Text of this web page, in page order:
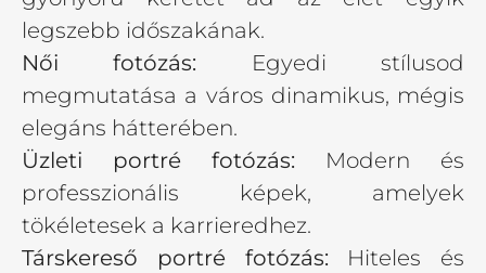
legszebb időszakának.
Női fotózás: Egyedi stílusod
megmutatása a város dinamikus, mégis
elegáns hátterében.
Üzleti portré fotózás: Modern és
professzionális képek, amelyek
tökéletesek a karrieredhez.
Társkereső portré fotózás: Hiteles és